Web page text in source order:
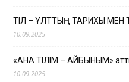
ТІЛ – ҰЛТТЫҢ ТАРИХЫ МЕН
10.09.2025
«АНА ТІЛІМ – АЙБЫНЫМ» атты
10.09.2025